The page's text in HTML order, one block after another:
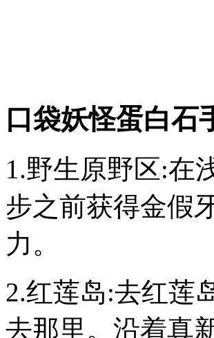
口袋妖怪蛋白石
1.野生原野区:在
步之前获得金假
力。
2.红莲岛:去红莲
去那里。沿着真